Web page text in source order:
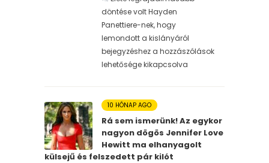
döntése volt Hayden
Panettiere-nek, hogy
lemondott a kislányáról
bejegyzéshez a hozzászólások
lehetősége kikapcsolva
10 HÓNAP AGO
Rá sem ismerünk! Az egykor
nagyon dögös Jennifer Love
Hewitt ma elhanyagolt
külsejű és felszedett pár kilót